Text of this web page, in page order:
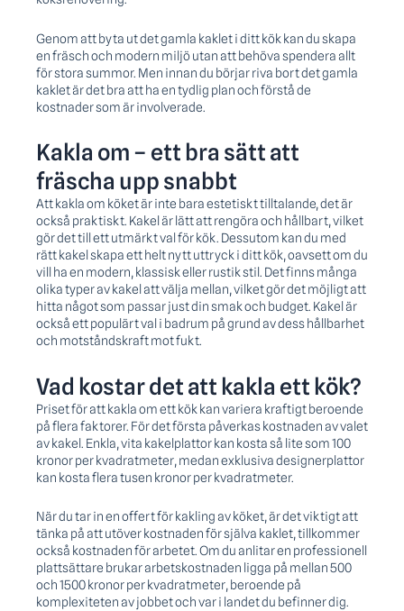
Genom att byta ut det gamla kaklet i ditt kök kan du skapa
en fräsch och modern miljö utan att behöva spendera allt
för stora summor. Men innan du börjar riva bort det gamla
kaklet är det bra att ha en tydlig plan och förstå de
kostnader som är involverade.
Kakla om – ett bra sätt att
fräscha upp snabbt
Att kakla om köket är inte bara estetiskt tilltalande, det är
också praktiskt. Kakel är lätt att rengöra och hållbart, vilket
gör det till ett utmärkt val för kök. Dessutom kan du med
rätt kakel skapa ett helt nytt uttryck i ditt kök, oavsett om du
vill ha en modern, klassisk eller rustik stil. Det finns många
olika typer av kakel att välja mellan, vilket gör det möjligt att
hitta något som passar just din smak och budget. Kakel är
också ett populärt val i badrum på grund av dess hållbarhet
och motståndskraft mot fukt.
Vad kostar det att kakla ett kök?
Priset för att kakla om ett kök kan variera kraftigt beroende
på flera faktorer. För det första påverkas kostnaden av valet
av kakel. Enkla, vita kakelplattor kan kosta så lite som 100
kronor per kvadratmeter, medan exklusiva designerplattor
kan kosta flera tusen kronor per kvadratmeter.
När du tar in en offert för kakling av köket, är det viktigt att
tänka på att utöver kostnaden för själva kaklet, tillkommer
också kostnaden för arbetet. Om du anlitar en professionell
plattsättare brukar arbetskostnaden ligga på mellan 500
och 1500 kronor per kvadratmeter, beroende på
komplexiteten av jobbet och var i landet du befinner dig.